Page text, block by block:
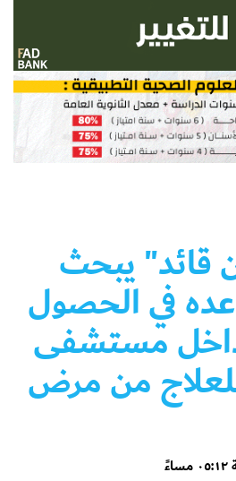
قائد" يبحث
في الحصول
مستشفى
من مرض